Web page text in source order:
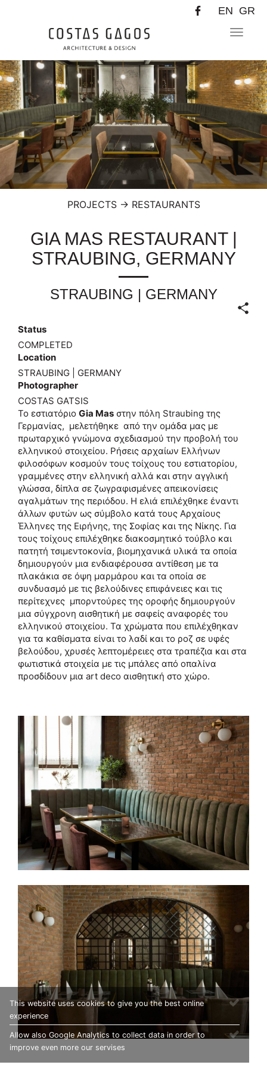
Toggle
EN GR
PROJECTS→ RESTAURANTS
GIA MAS RESTAURANT |
STRAUBING, GERMANY
STRAUBING | GERMANY
Status
COMPLETED
Location
STRAUBING | GERMANY
Photographer
COSTAS GATSIS
To εστιατόριο Gia Mas στην πόλη Straubing της
Γερμανίας, μελετήθηκε από την ομάδα μας με
πρωταρχικό γνώμονα σχεδιασμού την προβολή του
ελληνικού στοιχείου. Ρήσεις αρχαίων Ελλήνων
φιλοσόφων κοσμούν τους τοίχους του εστιατορίου,
γραμμένες στην ελληνική αλλά και στην αγγλική
γλώσσα, δίπλα σε ζωγραφισμένες απεικονίσεις
αγαλμάτων της περιόδου. Η ελιά επιλέχθηκε έναντι
άλλων φυτών ως σύμβολο κατά τους Αρχαίους
Έλληνες της Ειρήνης, της Σοφίας και της Νίκης. Για
τους τοίχους επιλέχθηκε διακοσμητικό τούβλο και
πατητή τσιμεντοκονία, βιομηχανικά υλικά τα οποία
δημιουργούν μια ενδιαφέρουσα αντίθεση με τα
πλακάκια σε όψη μαρμάρου και τα οποία σε
συνδυασμό με τις βελούδινες επιφάνειες και τις
περίτεχνες μπορντούρες της οροφής δημιουργούν
μια σύγχρονη αισθητική με σαφείς αναφορές του
ελληνικού στοιχείου. Τα χρώματα που επιλέχθηκαν
για τα καθίσματα είναι το λαδί και το ροζ σε υφές
βελούδου, χρυσές λεπτομέρειες στα τραπέζια και στα
φωτιστικά στοιχεία με τις μπάλες από οπαλίνα
προσδίδουν μια art deco αισθητική στο χώρο.
This website uses cookies to give you the best online
experience
Allow also Google Analytics to collect data in order to
improve even more our servises